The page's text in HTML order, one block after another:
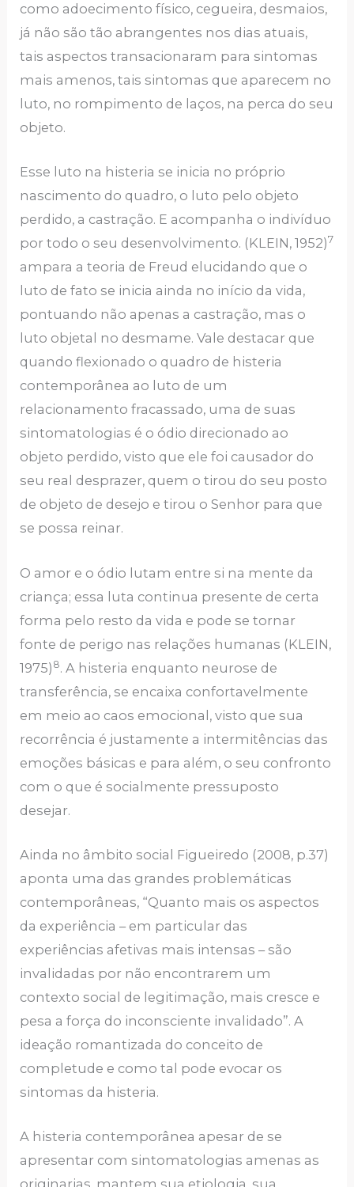
como adoecimento físico, cegueira, desmaios,
já não são tão abrangentes nos dias atuais,
tais aspectos transacionaram para sintomas
mais amenos, tais sintomas que aparecem no
luto, no rompimento de laços, na perca do seu
objeto.
Esse luto na histeria se inicia no próprio
nascimento do quadro, o luto pelo objeto
perdido, a castração. E acompanha o indivíduo
por todo o seu desenvolvimento. (KLEIN, 1952)7
ampara a teoria de Freud elucidando que o
luto de fato se inicia ainda no início da vida,
pontuando não apenas a castração, mas o
luto objetal no desmame. Vale destacar que
quando flexionado o quadro de histeria
contemporânea ao luto de um
relacionamento fracassado, uma de suas
sintomatologias é o ódio direcionado ao
objeto perdido, visto que ele foi causador do
seu real desprazer, quem o tirou do seu posto
de objeto de desejo e tirou o Senhor para que
se possa reinar.
O amor e o ódio lutam entre si na mente da
criança; essa luta continua presente de certa
forma pelo resto da vida e pode se tornar
fonte de perigo nas relações humanas (KLEIN,
1975) 8. A histeria enquanto neurose de
transferência, se encaixa confortavelmente
em meio ao caos emocional, visto que sua
recorrência é justamente a intermitências das
emoções básicas e para além, o seu confronto
com o que é socialmente pressuposto
desejar.
Ainda no âmbito social Figueiredo (2008, p.37)
aponta uma das grandes problemáticas
contemporâneas, “Quanto mais os aspectos
da experiência – em particular das
experiências afetivas mais intensas – são
invalidadas por não encontrarem um
contexto social de legitimação, mais cresce e
pesa a força do inconsciente invalidado”. A
ideação romantizada do conceito de
completude e como tal pode evocar os
sintomas da histeria.
A histeria contemporânea apesar de se
apresentar com sintomatologias amenas as